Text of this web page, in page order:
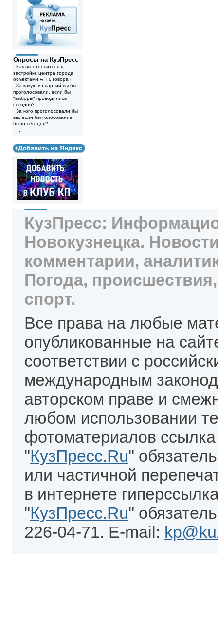
Опросы на КузПресс
Как вы относитесь к
застройке центра города
объектами А. Н. Говора?
За какую из партий вы бы
проголосовали, если бы
"выборы" проводились
сегодня?
За кого проголосовали бы
вы, если бы голосование
было сегодня?
КузПресс:
Новокузнецка.
комментарии,
Погода,
спорт.
Все права на любые
опубликованные на
соответствии с
международным
авторском праве и
любом использовании
фотоматериалов
"КузПресс.Ru"
или частичной
в интернете
"КузПресс.Ru"
226-04-71. E-mail: